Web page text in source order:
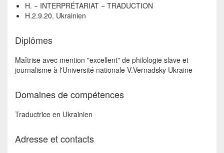
H. − INTERPRÉTARIAT − TRADUCTION
H.2.9.20. Ukrainien
Diplômes
Maîtrise avec mention "excellent" de philologie slave et
journalisme à l'Université nationale V.Vernadsky Ukraine
Domaines de compétences
Traductrice en Ukrainien
Adresse et contacts